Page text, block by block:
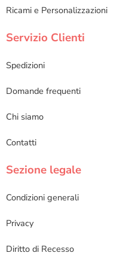
Ricami e Personalizzazioni
Servizio Clienti
Spedizioni
Domande frequenti
Chi siamo
Contatti
Sezione legale
Condizioni generali
Privacy
Diritto di Recesso